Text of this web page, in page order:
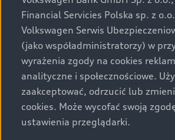
za dopłatą. Wiążące ustalenie ceny,
specyfikacji pojazdu następują w
określenie parametrów technicznych
świadectwo homologacji typu
sobie prawo do zmian i pomyłek.
prezentowane na stronie są aktualne
zamieszczania. W celu uzyskania
informacji prosimy kontaktować się z
Audi.
Financial Servicies Polska sp. z
Volkswagen Serwis
(jako współadministratorzy) w
wyrażenia zgody na cookies
analityczne i społecznościowe.
zaakceptować, odrzucić lub
cookies. Może wycofać swoją
ustawienia przeglądarki.